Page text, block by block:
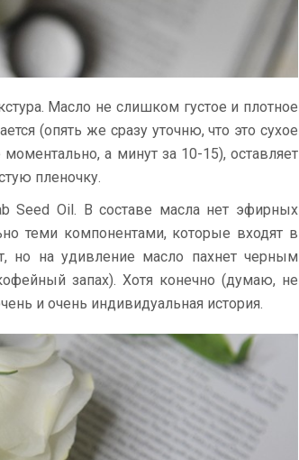
Масло не слишком густое и плотное
(опять же сразу уточню, что это сухое
а минут за 10-15), оставляет
пленочку.
Seed Oil. В составе масла нет эфирных
теми компонентами, которые входят в
но на удивление масло пахнет черным
запах). Хотя конечно (думаю, не
и очень индивидуальная история.